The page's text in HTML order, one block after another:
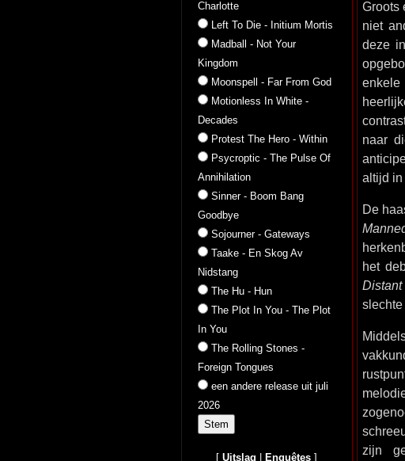
Charlotte
Left To Die - Initium Mortis
Madball - Not Your
Kingdom
Moonspell - Far From God
Motionless In White -
Decades
Protest The Hero - Within
Psycroptic - The Pulse Of
Annihilation
Sinner - Boom Bang
Goodbye
Sojourner - Gateways
Taake - En Skog Av
Nidstang
The Hu - Hun
The Plot In You - The Plot
In You
The Rolling Stones -
Foreign Tongues
een andere release uit juli
2026
[Uitslag Enquêtes ]
Groots
niet
deze
naar
altijd in
De
het
slechte
zijn